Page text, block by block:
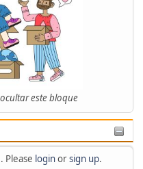
este bloque
. Please loginorsign up.